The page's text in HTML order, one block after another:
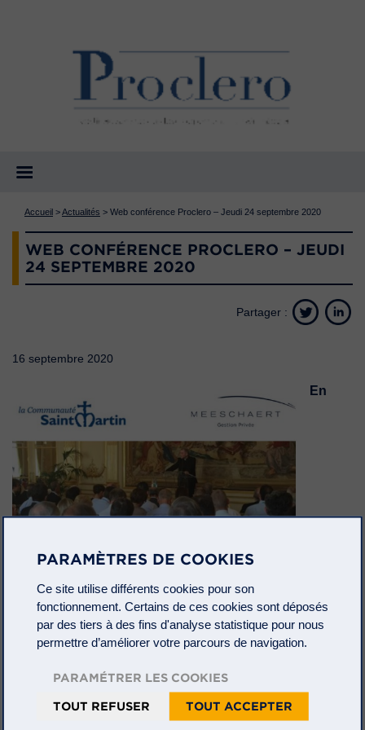
Accueil >Actualités > Web conférence Proclero – Jeudi 24 septembre 2020
WEB CONFÉRENCE PROCLERO – JEUDI
24 SEPTEMBRE 2020
Partager :
16 septembre 2020
En
remplacement de la conférence initialement prévue au
PARAMÈTRES DE COOKIES
Ce site utilise différents cookies pour son
fonctionnement. Certains de ces cookies sont déposés
par des tiers à des fins d'analyse statistique pour nous
permettre d’améliorer votre parcours de navigation.
PARAMÉTRER LES COOKIES
TOUT REFUSER TOUT ACCEPTER